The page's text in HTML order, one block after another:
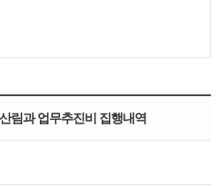
림과 업무추진비 집행내역